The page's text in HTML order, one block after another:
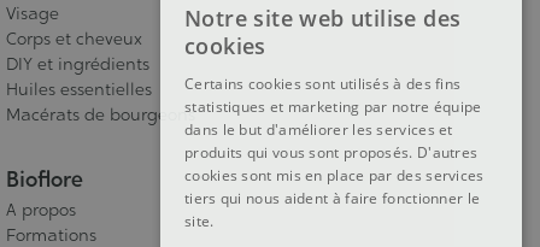
Visage
Corps et cheveux
DIY et ingrédients
Huiles essentielles
Macérats de bourgeons
Bioflore
A propos
Formations
FRENCH
ENGLISH
Notre site web utilise des
cookies
Certains cookies sont utilisés à des fins
statistiques et marketing par notre équipe
dans le but d'améliorer les services et
produits qui vous sont proposés. D'autres
cookies sont mis en place par des services
tiers qui nous aident à faire fonctionner le
site.